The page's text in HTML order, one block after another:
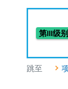
第III级别
跳至